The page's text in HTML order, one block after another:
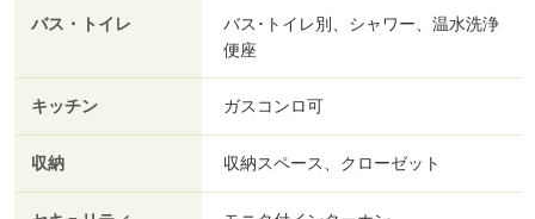
バス・トイレ
バス･トイレ別、シャワー、温水洗浄
便座
キッチン ガスコンロ可
収納 収納スペース、クローゼット